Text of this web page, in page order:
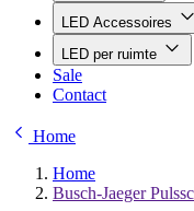
LED Accessoires
LED per ruimte
Sale
Contact
Home
Home
Busch-Jaeger